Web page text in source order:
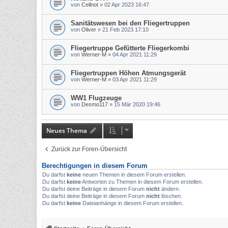
von Cellnot » 02 Apr 2023 16:47
Sanitätswesen bei den Fliegertruppen
von Oliver » 21 Feb 2023 17:10
Fliegertruppe Gefütterte Fliegerkombi
von Werner-M » 04 Apr 2021 11:29
Fliegertruppen Höhen Atmungsgerät
von Werner-M » 03 Apr 2021 11:29
WW1 Flugzeuge
von Desmo117 » 15 Mär 2020 19:46
Neues Thema
Zurück zur Foren-Übersicht
Berechtigungen in diesem Forum
Du darfst keine neuen Themen in diesem Forum erstellen.
Du darfst keineAntworten zu Themen in diesem Forum erstellen.
Du darfst deine Beiträge in diesem Forum nicht ändern.
Du darfst deine Beiträge in diesem Forum nicht löschen.
Du darfst keine Dateianhänge in diesem Forum erstellen.